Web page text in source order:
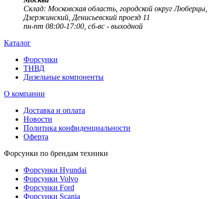
Cклад: Московская область, городской округ Люберцы,
Дзержинский, Денисьевский проезд 11
пн-пт 08:00-17:00, сб-вс - выходной
Каталог
Форсунки
ТНВД
Дизельные компоненты
О компании
Доставка и оплата
Новости
Политика конфиденциальности
Оферта
Форсунки по брендам техники
Форсунки Hyundai
Форсунки Volvo
Форсунки Ford
Форсунки Scania